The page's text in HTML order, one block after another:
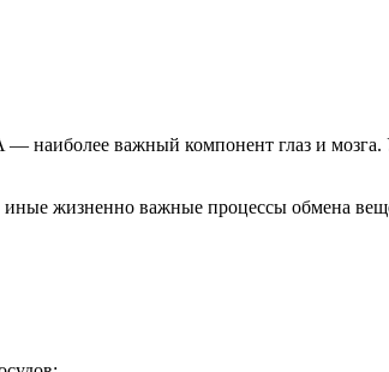
наиболее важный компонент глаз и мозга.
жизненно важные процессы обмена